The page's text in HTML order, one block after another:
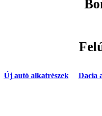
Új autó alkatrészek Dacia